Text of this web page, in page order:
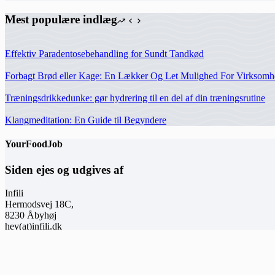
Mest populære indlæg
Effektiv Paradentosebehandling for Sundt Tandkød
Forbagt Brød eller Kage: En Lækker Og Let Mulighed For
Træningsdrikkedunke: gør hydrering til en del af din træningsrutine
Klangmeditation: En Guide til Begyndere
YourFoodJob
Siden ejes og udgives af
Infili
Hermodsvej 18C,
8230 Åbyhøj
hey(at)infili.dk